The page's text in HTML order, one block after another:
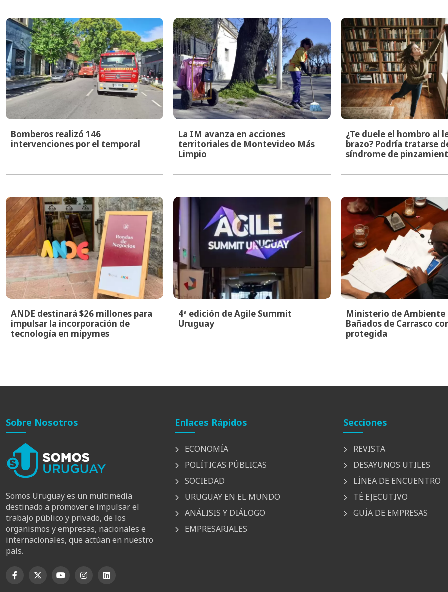
Bomberos realizó 146
intervenciones por el temporal
La IM avanza en acciones
territoriales de Montevideo Más
Limpio
¿Te duele el hombro al
brazo? Podría tratarse
síndrome de
ANDE destinará $26 millones para
impulsar la incorporación de
tecnología en mipymes
4ª edición de Agile Summit
Uruguay
Ministerio de Ambiente
Bañados de Carrasco
protegida
Sobre Nosotros
Somos Uruguay es un multimedia
destinado a promover e impulsar el
trabajo público y privado, de los
organismos y empresas, nacionales e
internacionales, que actúan en nuestro
país.
Enlaces Rápidos
ECONOMÍA
POLÍTICAS PÚBLICAS
SOCIEDAD
URUGUAY EN EL MUNDO
ANÁLISIS Y DIÁLOGO
EMPRESARIALES
Secciones
REVISTA
DESAYUNOS UTILES
LÍNEA DE ENCUENTRO
TÉ EJECUTIVO
GUÍA DE EMPRESAS